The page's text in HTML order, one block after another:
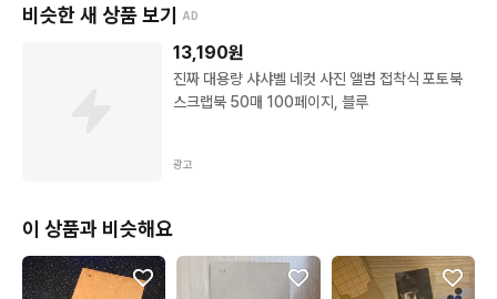
비슷한 새 상품 보기 AD
13,190원
진짜 대용량 샤샤벨 네컷 사진 앨범 접착식 포토북
스크랩북 50매 100페이지, 블루
광고
이 상품과 비슷해요